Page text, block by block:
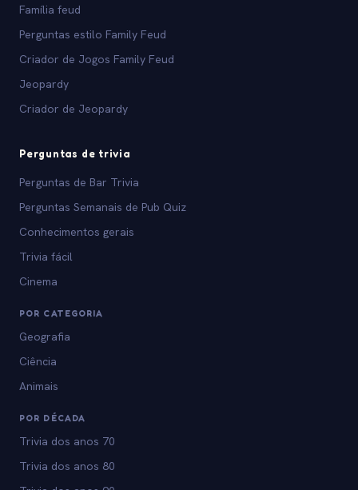
Família feud
Perguntas estilo Family Feud
Criador de Jogos Family Feud
Jeopardy
Criador de Jeopardy
Perguntas de trivia
Perguntas de Bar Trivia
Perguntas Semanais de Pub Quiz
Conhecimentos gerais
Trivia fácil
Cinema
POR CATEGORIA
Geografia
Ciência
Animais
POR DÉCADA
Trivia dos anos 70
Trivia dos anos 80